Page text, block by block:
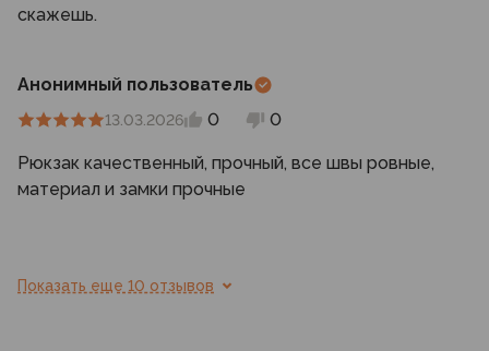
скажешь.
Анонимный пользователь
13.03.2026 0 0
Рюкзак качественный, прочный, все швы ровные,
материал и замки прочные
Показать еще 10 отзывов